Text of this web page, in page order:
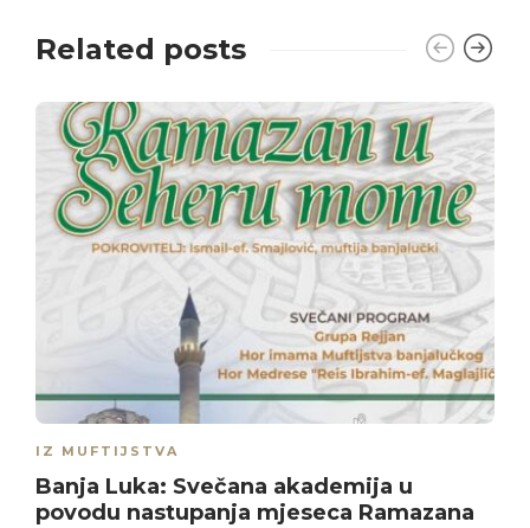
Related posts
IZ MUFTIJSTVA
Banja Luka: Svečana akademija u
povodu nastupanja mjeseca Ramazana